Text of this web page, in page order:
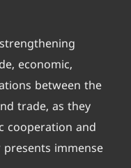
economic,
between the
trade, as they
cooperation and
presents immense